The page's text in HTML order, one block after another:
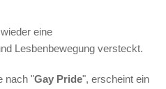
eine
Lesbenbewegung versteckt.
nach "Gay Pride", erscheint ein